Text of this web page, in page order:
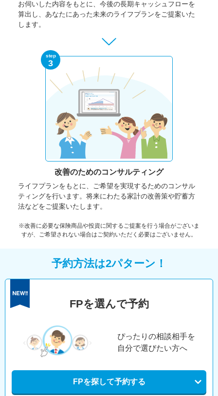
お伺いした内容をもとに、今後の長期キャッシュフローを
算出し、あなたにあった未来のライフプランをご提案いた
します。
step
3
改善のためのコンサルティング
ライフプランをもとに、ご希望を実現するためのコンサル
ティングを行います。将来にわたる家計の改善策や貯蓄方
法などをご提案いたします。
※改善に必要な保険商品や投資に関するご提案を行う場合がございま
すが、ご希望されない場合はご契約いただく必要はございません。
予約方法は2パターン！
FPを選んで予約
ぴったりの相談相手を
自分で選びたい方へ
FPを探して予約する